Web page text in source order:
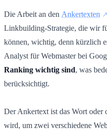
Die Arbeit an den Ankertexten
Linkbuilding-Strategie, die wir
können, wichtig, denn kürzlich
Analyst für Webmaster bei
Ranking wichtig sind, was
berücksichtigt.
Der Ankertext ist das Wort oder
wird, um zwei verschiedene